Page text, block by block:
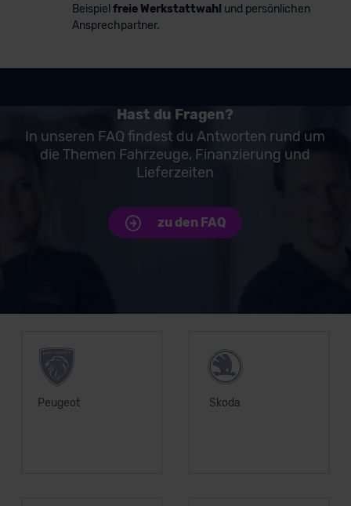
Beispiel freie Werkstattwahl und persönlichen
Ansprechpartner.
Hast du Fragen?
In unseren FAQ findest du Antworten rund um
die Themen Fahrzeuge, Finanzierung und
Lieferzeiten
zu den FAQ
Peugeot Skoda